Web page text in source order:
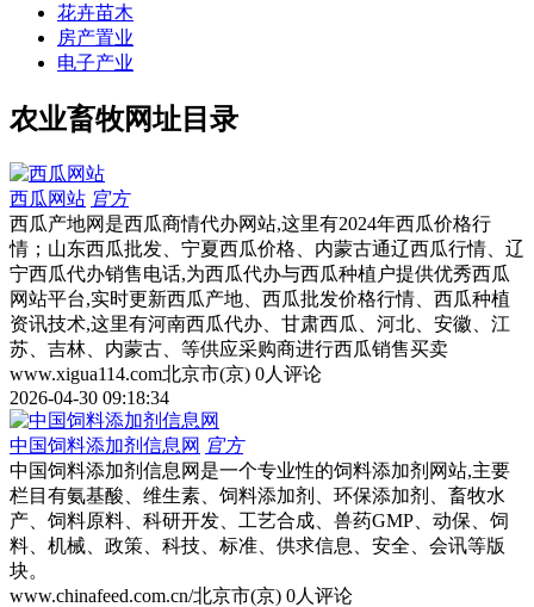
花卉苗木
房产置业
电子产业
农业畜牧网址目录
西瓜网站 官方
西瓜产地网是西瓜商情代办网站,这里有2024年西瓜价格行
情；山东西瓜批发、宁夏西瓜价格、内蒙古通辽西瓜行情、辽
宁西瓜代办销售电话,为西瓜代办与西瓜种植户提供优秀西瓜
网站平台,实时更新西瓜产地、西瓜批发价格行情、西瓜种植
资讯技术,这里有河南西瓜代办、甘肃西瓜、河北、安徽、江
苏、吉林、内蒙古、等供应采购商进行西瓜销售买卖
www.xigua114.com北京市(京) 0人评论
2026-04-30 09:18:34
中国饲料添加剂信息网 官方
中国饲料添加剂信息网是一个专业性的饲料添加剂网站,主要
栏目有氨基酸、维生素、饲料添加剂、环保添加剂、畜牧水
产、饲料原料、科研开发、工艺合成、兽药GMP、动保、饲
料、机械、政策、科技、标准、供求信息、安全、会讯等版
块。
www.chinafeed.com.cn/北京市(京) 0人评论